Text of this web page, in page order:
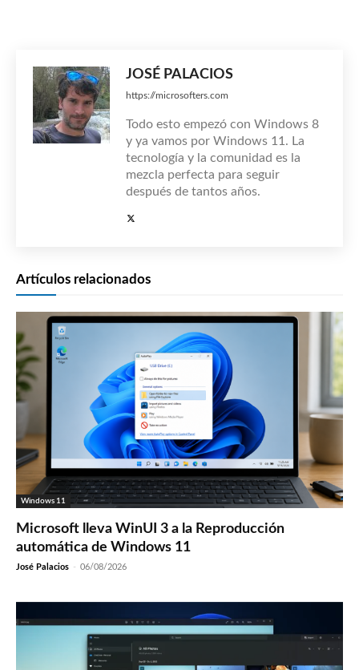
JOSÉ PALACIOS
https://microsofters.com
Todo esto empezó con Windows 8
y ya vamos por Windows 11. La
tecnología y la comunidad es la
mezcla perfecta para seguir
después de tantos años.
Artículos relacionados
Windows 11
Microsoft lleva WinUI 3 a la Reproducción
automática de Windows 11
José Palacios - 06/08/2026